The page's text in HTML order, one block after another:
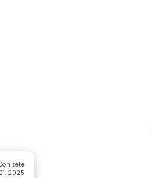
2025